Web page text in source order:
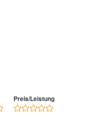
Preis/Leistung